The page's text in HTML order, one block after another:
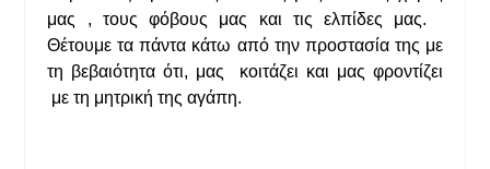
μας , τους φόβους μας και τις ελπίδες μας.
Θέτουμε τα πάντα κάτω από την προστασία της με
τη βεβαιότητα ότι, μας κοιτάζει και μας φροντίζει
με τη μητρική της αγάπη.